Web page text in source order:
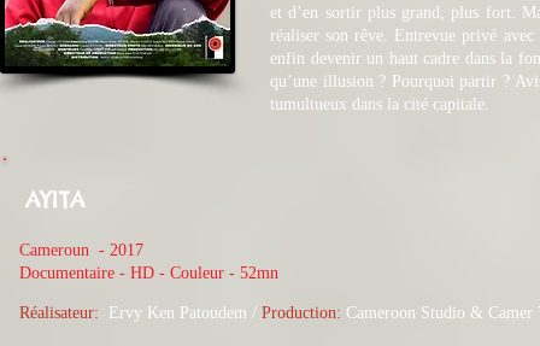
et d’en sortir plus grand, plus fort.
réaliser son rêve. Entrevue privé
enfin devenir un haut cadre dans la
qu’une illusion ? Pourquoi partir ?
tumultueux dans la cité capitale.
AYITA
Cameroun - 2017
​Documentaire - HD - Couleur - 52mn
Réalisateur: Ervy Ken Patoudem / Production: Cameroon Studio & Camer